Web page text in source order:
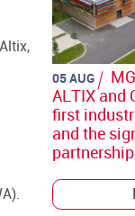
05 AUG
ALTIX and
first
and the
partnership